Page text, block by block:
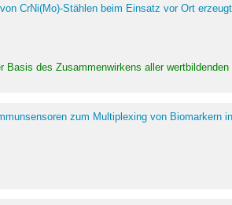
CrNi(Mo)-Stählen beim Einsatz vor Ort
des Zusammenwirkens aller
zum Multiplexing von Biomarkern